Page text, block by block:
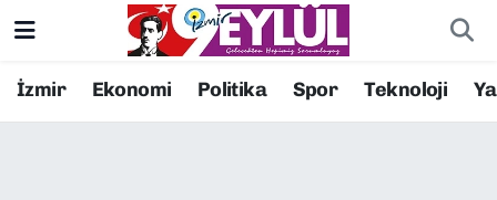
İzmir Ekonomi Politika Spor Teknoloji
Resmi İlanlar
Konak Nöbetçi Eczaneler